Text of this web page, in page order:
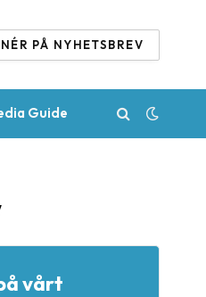
PÅ NYHETSBREV
Guide
vårt